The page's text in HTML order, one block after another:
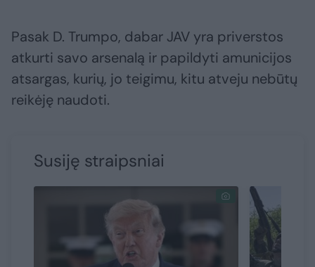
Pasak D. Trumpo, dabar JAV yra priverstos
atkurti savo arsenalą ir papildyti amunicijos
atsargas, kurių, jo teigimu, kitu atveju nebūtų
reikėję naudoti.
Susiję straipsniai